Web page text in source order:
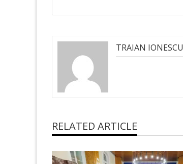
TRAIAN IONESCU
RELATED ARTICLE